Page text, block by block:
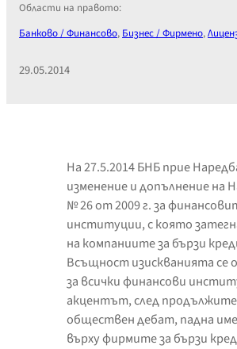
Области на правото:
Банково / Финансово, Бизнес / Фирмено,
29.05.2014
На 27.5.2014 БНБ прие
изменение и допълнение на
№ 26 от 2009 г. за
институции, с която
на компаниите за бързи
Всъщност изискванията се
за всички финансови
акцентът, след
обществен дебат, падна
върху фирмите за бързи